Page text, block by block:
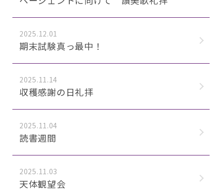
2025.12.01
期末試験真っ最中！
2025.11.14
収穫感謝の日礼拝
2025.11.04
読書週間
2025.11.03
天体観望会